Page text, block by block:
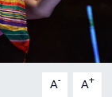
A- A+